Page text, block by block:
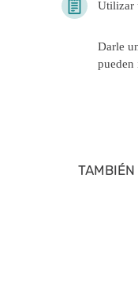
Utilizar
Darle
que